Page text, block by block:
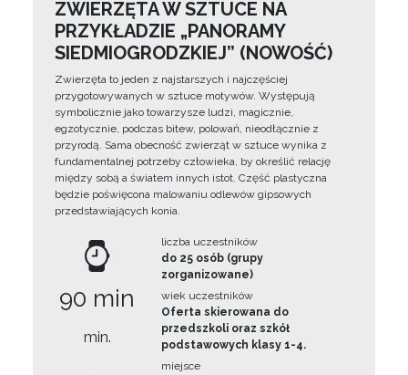
ZWIERZĘTA W SZTUCE NA
PRZYKŁADZIE „PANORAMY
SIEDMIOGRODZKIEJ” (NOWOŚĆ)
Zwierzęta to jeden z najstarszych i najczęściej
przygotowywanych w sztuce motywów. Występują
symbolicznie jako towarzysze ludzi, magicznie,
egzotycznie, podczas bitew, polowań, nieodłącznie z
przyrodą. Sama obecność zwierząt w sztuce wynika z
fundamentalnej potrzeby człowieka, by określić relację
między sobą a światem innych istot. Część plastyczna
będzie poświęcona malowaniu odlewów gipsowych
przedstawiających konia.
90 min
min.
liczba uczestników
do 25 osób (grupy
zorganizowane)
wiek uczestników
Oferta skierowana do
przedszkoli oraz szkół
podstawowych klasy 1-4.
miejsce